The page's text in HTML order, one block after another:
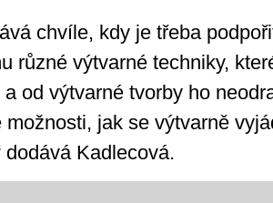
chvíle, kdy je třeba
různé výtvarné techniky,
od výtvarné tvorby ho
možnosti, jak se výtvarně
dodává Kadlecová.